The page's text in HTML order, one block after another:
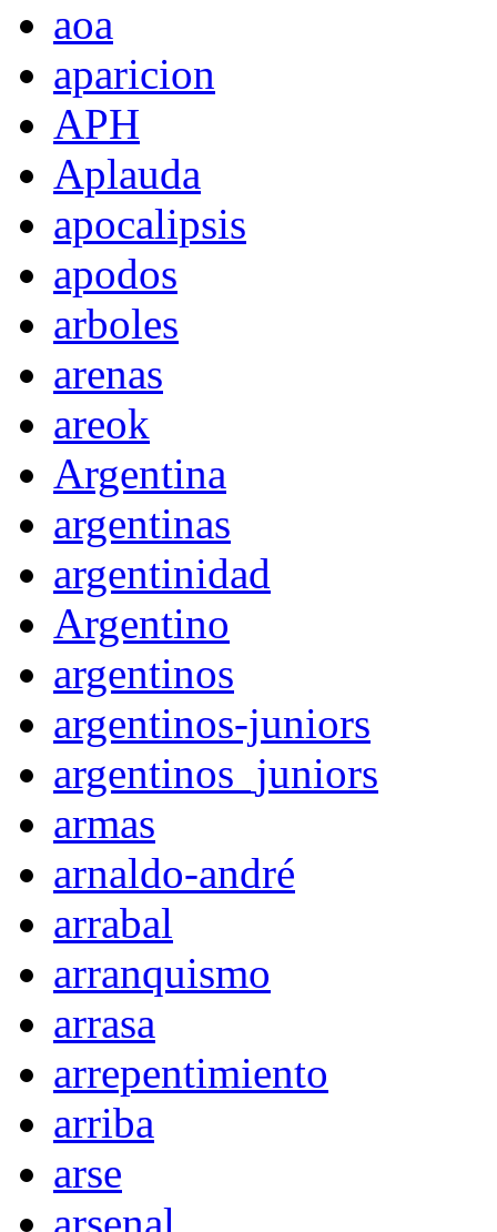
aoa
aparicion
APH
Aplauda
apocalipsis
apodos
arboles
arenas
areok
Argentina
argentinas
argentinidad
Argentino
argentinos
argentinos-juniors
argentinos_juniors
armas
arnaldo-andré
arrabal
arranquismo
arrasa
arrepentimiento
arriba
arse